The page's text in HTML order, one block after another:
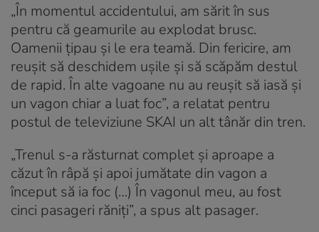
„În momentul accidentului, am sărit în sus
pentru că geamurile au explodat brusc.
Oamenii ţipau şi le era teamă. Din fericire, am
reuşit să deschidem uşile şi să scăpăm destul
de rapid. În alte vagoane nu au reuşit să iasă şi
un vagon chiar a luat foc”, a relatat pentru
postul de televiziune SKAI un alt tânăr din tren.
„Trenul s-a răsturnat complet şi aproape a
căzut în râpă şi apoi jumătate din vagon a
început să ia foc (…) În vagonul meu, au fost
cinci pasageri răniţi”, a spus alt pasager.